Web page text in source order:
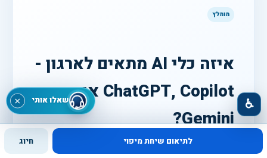
מומלץ
איזה כלי AI מתאים לארגון -
ChatGPT, Copilot או
Gemini?
השוואה מעשית לפי סביבת עבודה, משימות, מידע, הרשאות
לתיאום שיחת מיפוי חיוג
שאלו אותי × ♿